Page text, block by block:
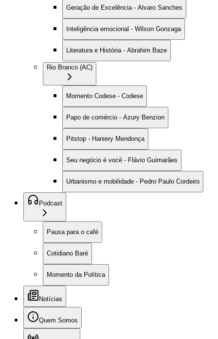
Geração de Excelência - Alvaro Sanches
Inteligência emocional - Wilson Gonzaga
Literatura e História - Abrahim Baze
Rio Branco (AC)
Momento Codese - Codese
Papo de comércio - Azury Benzion
Pitstop - Haniery Mendonça
Seu negócio é você - Flávio Guimarães
Urbanismo e mobilidade - Pedro Paulo Cordeiro
Podcast
Pausa para o café
Cotidiano Baré
Momento da Política
Notícias
Quem Somos